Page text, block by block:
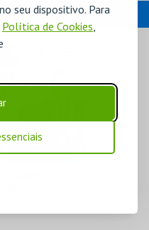
seu dispositivo. Para
Política de Cookies
ZEUS"